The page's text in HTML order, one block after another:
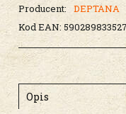
Producent:
DEPTANA
Kod EAN:
Opis